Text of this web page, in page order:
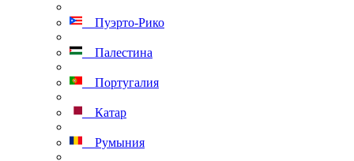
Пуэрто-Рико
Палестина
Португалия
Катар
Румыния